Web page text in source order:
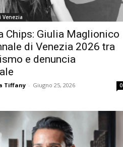
Venezia
Chips: Giulia Maglionico
di Venezia 2026 tra
e denuncia
Tiffany - Giugno 25, 2026 0